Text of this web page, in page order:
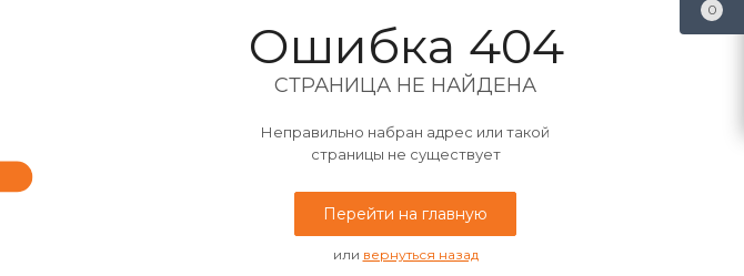
Ошибка 404
СТРАНИЦА НЕ НАЙДЕНА
Неправильно набран адрес или такой
страницы не существует
Перейти на главную
или вернуться назад
0